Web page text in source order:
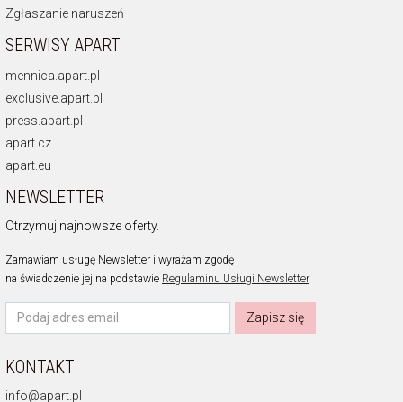
Zgłaszanie naruszeń
SERWISY APART
mennica.apart.pl
exclusive.apart.pl
press.apart.pl
apart.cz
apart.eu
NEWSLETTER
Otrzymuj najnowsze oferty.
Zamawiam usługę Newsletter i wyrażam zgodę
na świadczenie jej na podstawie Regulaminu Usługi Newsletter
Zapisz się
KONTAKT
info@apart.pl